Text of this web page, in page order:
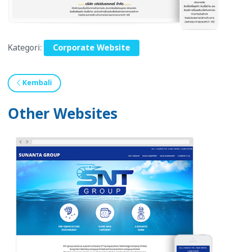
Kategori: Corporate Website
Kembali
Other Websites